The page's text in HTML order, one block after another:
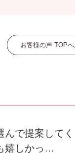
お客様の声 TOPへ
で提案してく
嬉しかっ…